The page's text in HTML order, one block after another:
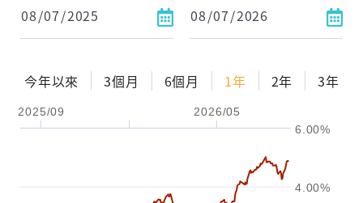
今年以來 3個月 6個月 1年 2年 3年
2025/09 2026/05
4.00%
6.00%
1年
2年
配息金額